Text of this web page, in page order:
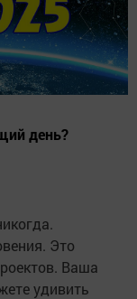
день?
Это
Ваша
удивить